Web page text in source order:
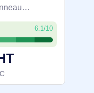
Core 7
NVMe 1 To
Windows
6.1/10